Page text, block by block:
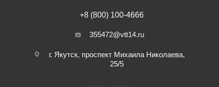
+8 (800) 100-4666
355472@vtt14.ru
г. Якутск, проспект Михаила Николаева,
25/5